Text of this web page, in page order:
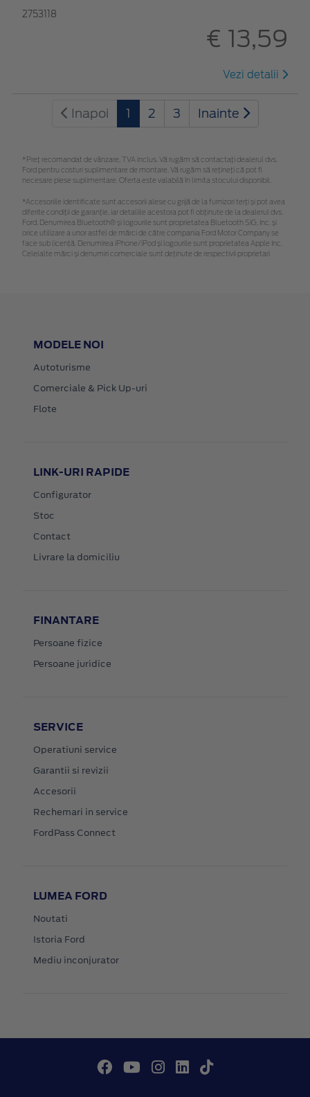
2753118
€ 13,59
Vezi detalii
Inapoi 1 2 3 Inainte
*Preţ recomandat de vânzare, TVA inclus. Vă rugăm să contactaţi dealerul dvs.
Ford pentru costuri suplimentare de montare. Vă rugăm să rețineți că pot fi
necesare piese suplimentare. Oferta este valabilă în limita stocului disponibil.
*Accesoriile identificate sunt accesorii alese cu grijă de la furnizori terți și pot avea
diferite condiții de garanție, iar detaliile acestora pot fi obținute de la dealerul dvs.
Ford. Denumirea Bluetooth® și logourile sunt proprietatea Bluetooth SIG, Inc. și
orice utilizare a unor astfel de mărci de către compania Ford Motor Company se
face sub licență. Denumirea iPhone/iPod și logourile sunt proprietatea Apple Inc.
Celelalte mărci și denumiri comerciale sunt deținute de respectivii proprietari
MODELE NOI
Autoturisme
Comerciale & Pick Up-uri
Flote
LINK-URI RAPIDE
Configurator
Stoc
Contact
Livrare la domiciliu
FINANTARE
Persoane fizice
Persoane juridice
SERVICE
Operatiuni service
Garantii si revizii
Accesorii
Rechemari in service
FordPass Connect
LUMEA FORD
Noutati
Istoria Ford
Mediu inconjurator